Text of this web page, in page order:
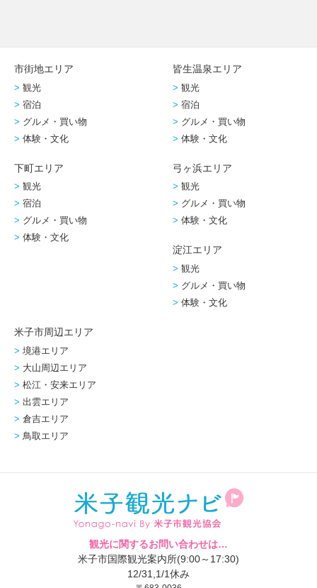
市街地エリア
観光
宿泊
グルメ・買い物
体験・文化
皆生温泉エリア
観光
宿泊
グルメ・買い物
体験・文化
下町エリア
観光
宿泊
グルメ・買い物
体験・文化
弓ヶ浜エリア
観光
グルメ・買い物
体験・文化
淀江エリア
観光
グルメ・買い物
体験・文化
米子市周辺エリア
境港エリア
大山周辺エリア
松江・安来エリア
出雲エリア
倉吉エリア
鳥取エリア
観光に関するお問い合わせは…
米子市国際観光案内所(9:00～17:30)
12/31,1/1休み